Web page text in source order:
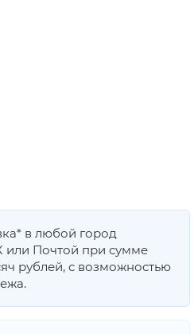
в любой город
Почтой при сумме
рублей, с возможностью